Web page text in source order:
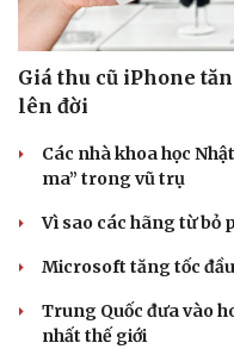
Giá thu cũ iPhone
lên đời
Các nhà khoa học
ma” trong vũ trụ
Vì sao các hãng từ bỏ
Microsoft tăng tốc
Trung Quốc đưa vào
nhất thế giới